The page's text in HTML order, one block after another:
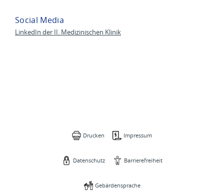
Social Media
LinkedIn der II. Medizinischen Klinik
Drucken Impressum
Datenschutz Barrierefreiheit
Gebärdensprache